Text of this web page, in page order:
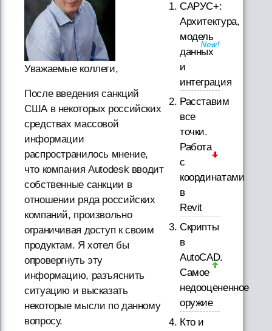
Уважаемые коллеги,
После введения санкций
США в некоторых российских
средствах массовой
информации
распространилось мнение,
что компания Autodesk вводит
собственные санкции в
отношении ряда российских
компаний, произвольно
ограничивая доступ к своим
продуктам. Я хотел бы
опровергнуть эту
информацию, разъяснить
ситуацию и высказать
некоторые мысли по данному
вопросу.
САРУС+:
Архитектура,
модель
данных
и
интеграция
Расставим
все
точки.
Работа
с
координатами
в
Revit
Скрипты
в
AutoCAD.
Самое
недооцененное
оружие
Кто и